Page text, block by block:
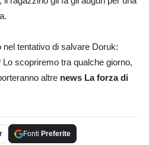
nel tentativo di salvare Doruk:
scopriremo tra qualche giorno,
altre news La forza di
Fonti Preferite